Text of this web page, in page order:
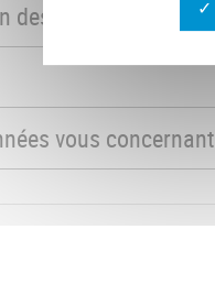
données
vous concernant